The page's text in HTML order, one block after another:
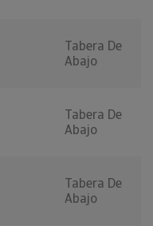
Tabera De
Abajo
Tabera De
Abajo
Tabera De
Abajo